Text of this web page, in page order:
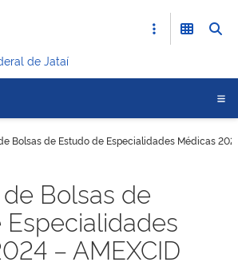
de Jataí
Bolsas de Estudo de Especialidades Médicas
Bolsas de
– AMEXCID